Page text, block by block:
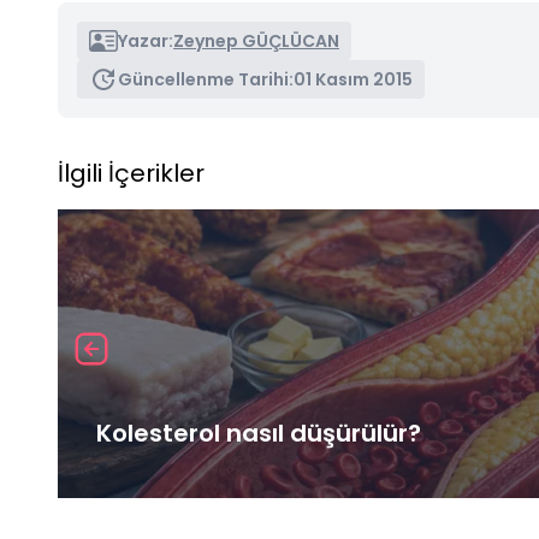
Yazar:Zeynep GÜÇLÜCAN
Güncellenme Tarihi:01 Kasım 2015
İlgili İçerikler
Kolesterol nasıl düşürülür?